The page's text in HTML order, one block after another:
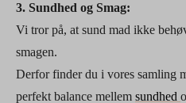
3. Sundhed og Smag:
Vi tror på, at sund mad ikke
smagen.
Derfor finder du i vores samling
perfekt balance mellem sundhed